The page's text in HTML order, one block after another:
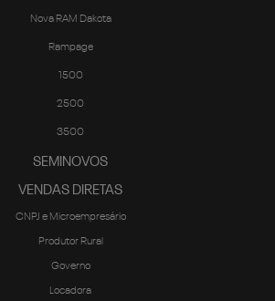
Nova RAM Dakota
Rampage
1500
2500
3500
SEMINOVOS
VENDAS DIRETAS
CNPJ e Microempresário
Produtor Rural
Governo
Locadora